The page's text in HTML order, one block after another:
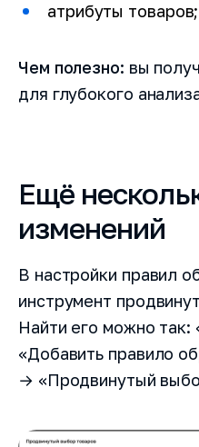
атрибуты товаров;
Чем полезно: вы
для глубокого
Ещё
изменений
В настройки правил
инструмент
Найти его можно
«Добавить правило
→ «Продвинутый